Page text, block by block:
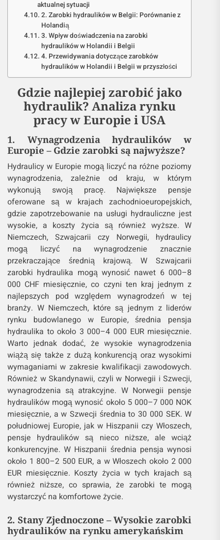
aktualnej sytuacji
2. Zarobki hydraulików w Belgii: Porównanie z
Holandią
3. Wpływ doświadczenia na zarobki
hydraulików w Holandii i Belgii
4. Przewidywania dotyczące zarobków
hydraulików w Holandii i Belgii w przyszłości
Gdzie najlepiej zarobić jako
hydraulik? Analiza rynku
pracy w Europie i USA
1. Wynagrodzenia hydraulików w
Europie – Gdzie zarobki są najwyższe?
Hydraulicy w Europie mogą liczyć na różne poziomy
wynagrodzenia, zależnie od kraju, w którym
wykonują swoją pracę. Największe pensje
oferowane są w krajach zachodnioeuropejskich,
gdzie zapotrzebowanie na usługi hydrauliczne jest
wysokie, a koszty życia są również wyższe. W
Niemczech, Szwajcarii czy Norwegii, hydraulicy
mogą liczyć na wynagrodzenie znacznie
przekraczające średnią krajową. W Szwajcarii
zarobki hydraulika mogą wynosić nawet 6 000–8
000 CHF miesięcznie, co czyni ten kraj jednym z
najlepszych pod względem wynagrodzeń w tej
branży. W Niemczech, które są jednym z liderów
rynku budowlanego w Europie, średnia pensja
hydraulika to około 3 000–4 000 EUR miesięcznie.
Warto jednak dodać, że wysokie wynagrodzenia
wiążą się także z dużą konkurencją oraz wysokimi
wymaganiami w zakresie kwalifikacji zawodowych.
Również w Skandynawii, czyli w Norwegii i Szwecji,
wynagrodzenia są atrakcyjne. W Norwegii pensje
hydraulików mogą wynosić około 5 000–7 000 NOK
miesięcznie, a w Szwecji średnia to 30 000 SEK. W
południowej Europie, jak w Hiszpanii czy Włoszech,
pensje hydraulików są nieco niższe, ale wciąż
konkurencyjne. W Hiszpanii średnia pensja wynosi
około 1 800–2 500 EUR, a w Włoszech około 2 000
EUR miesięcznie. Koszty życia w tych krajach są
również niższe, co sprawia, że zarobki te mogą
wystarczyć na komfortowe życie.
2. Stany Zjednoczone – Wysokie zarobki
hydraulików na rynku amerykańskim